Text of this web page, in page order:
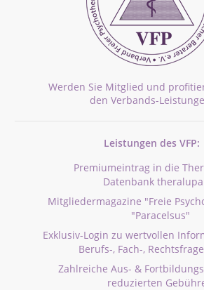
Werden Sie Mitglied und
den Verbands-
Leistungen des VFP:
Premiumeintrag in die
Datenbank
Mitgliedermagazine "Freie
"Paracelsus"
Exklusiv-Login zu wertvollen
Berufs-, Fach-,
Zahlreiche Aus- &
reduzierten